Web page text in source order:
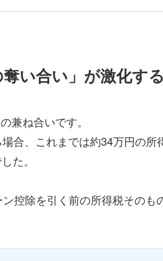
い合い」が激化する
兼ね合いです。
合、これまでは約34万円の所
た。
控除を引く前の所得税そのも